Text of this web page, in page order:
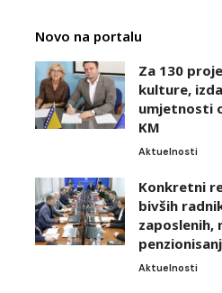
Novo na portalu
Za 130
kulture,
umjetnosti
KM
Aktuelnosti
Konkretni
bivših
zaposlenih,
Aktuelnosti